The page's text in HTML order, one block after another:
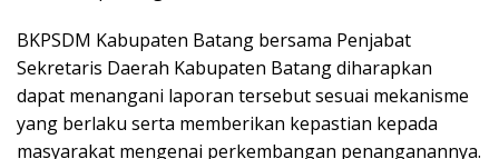
BKPSDM Kabupaten Batang bersama Penjabat
Sekretaris Daerah Kabupaten Batang diharapkan
dapat menangani laporan tersebut sesuai mekanisme
yang berlaku serta memberikan kepastian kepada
masyarakat mengenai perkembangan penanganannya.